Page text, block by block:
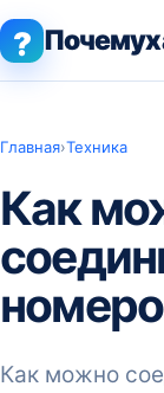
?
Главная›Техника
Как
Как можно